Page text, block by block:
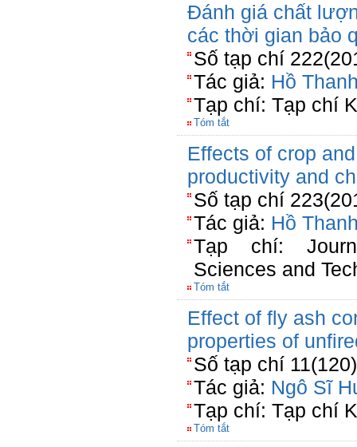
Đánh giá chất
các thời gian bảo
Số tạp chí
Tác giả: Hồ
Tạp chí: Tạp chí
Tóm tắt
Effects of crop
productivity and
Số tạp chí
Tác giả: Hồ
Tạp chí:
Sciences and
Tóm tắt
Effect of fly ash
properties of
Số tạp chí
Tác giả: Ngô Sĩ
Tạp chí: Tạp chí
Tóm tắt